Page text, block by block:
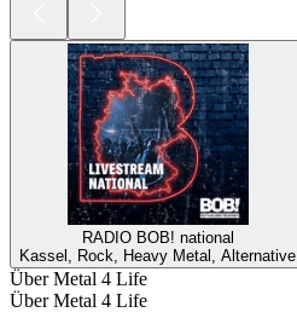
RADIO BOB! national
Kassel, Rock, Heavy Metal, Alternative
Über Metal 4 Life
Über Metal 4 Life